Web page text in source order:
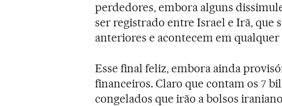
perdedores, embora alguns
ser registrado entre Israel e Irã, que
anteriores e acontecem em qualquer
Esse final feliz, embora ainda
financeiros. Claro que contam os 7
congelados que irão a bolsos